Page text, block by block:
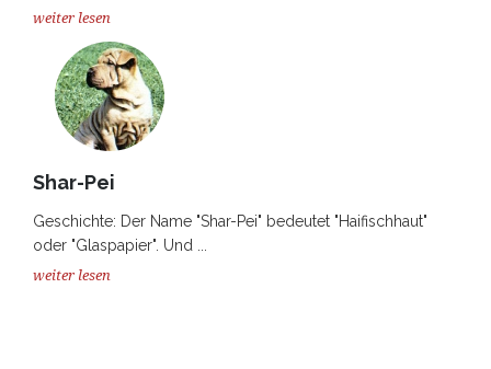
weiter lesen
Shar-Pei
Geschichte: Der Name "Shar-Pei" bedeutet "Haifischhaut"
oder "Glaspapier". Und ...
weiter lesen